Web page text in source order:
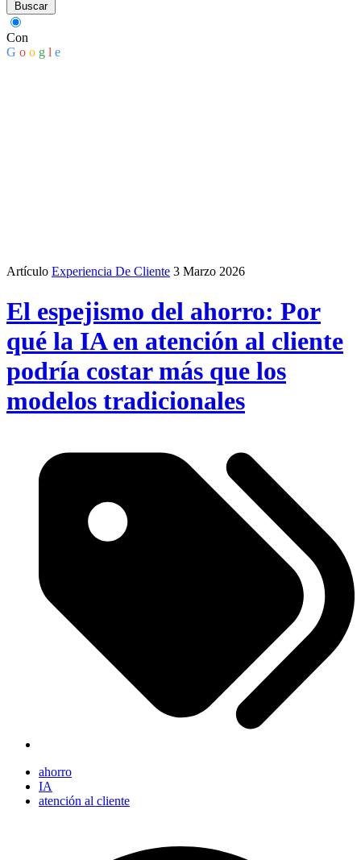
Buscar
Con
G o o g l e
Artículo Experiencia De Cliente 3 Marzo 2026
El espejismo del ahorro: Por
qué la IA en atención al cliente
podría costar más que los
modelos tradicionales
ahorro
IA
atención al cliente